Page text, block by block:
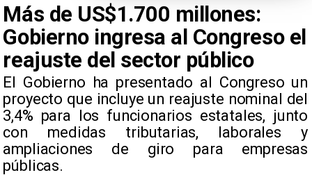
Más de US$1.700 millones:
Gobierno ingresa al Congreso el
reajuste del sector público
El Gobierno ha presentado al Congreso un
proyecto que incluye un reajuste nominal del
3,4% para los funcionarios estatales, junto
con medidas tributarias, laborales y
ampliaciones de giro para empresas
públicas.